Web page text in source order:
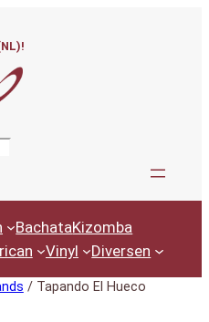
BachataKizomba
Vinyl Diversen
/ Tapando El Hueco